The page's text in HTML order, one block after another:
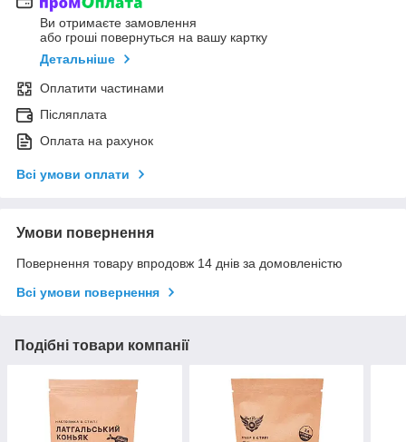
Ви отримаєте замовлення
або гроші повернуться на вашу картку
Детальніше
Оплатити частинами
Післяплата
Оплата на рахунок
Всі умови оплати
Умови повернення
Повернення товару впродовж 14 днів за домовленістю
Всі умови повернення
Подібні товари компанії